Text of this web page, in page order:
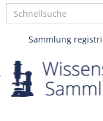
Sammlung